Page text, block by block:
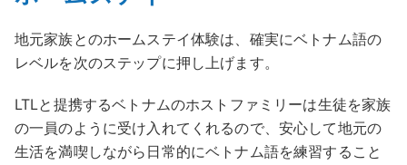
地元家族とのホームステイ体験は、確実にベトナム語の
レベルを次のステップに押し上げます。
LTLと提携するベトナムのホストファミリーは生徒を家族
の一員のように受け入れてくれるので、安心して地元の
生活を満喫しながら日常的にベトナム語を練習すること